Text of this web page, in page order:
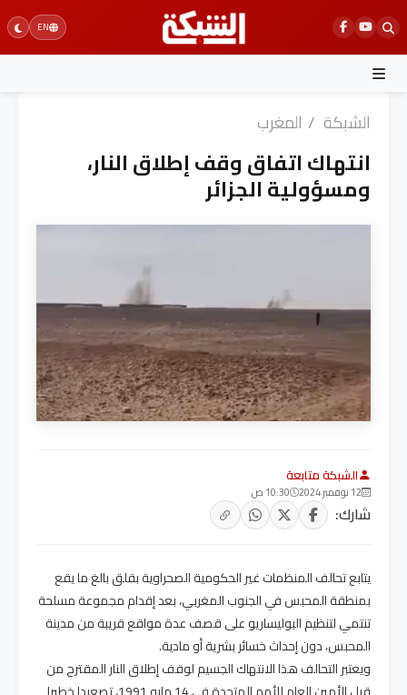
Skip
to
content
EN
الشبكة / المغرب
انتهاك اتفاق وقف إطلاق النار،
ومسؤولية الجزائر
الشبكة متابعة
12 نوفمبر 2024 10:30 ص
شارك:
يتابع تحالف المنظمات غير الحكومية الصحراوية بقلق بالغ ما يقع
بمنطقة المحبس في الجنوب المغربي، بعد إقدام مجموعة مسلحة
تنتمي لتنظيم البوليساريو على قصف عدة مواقع قريبة من مدينة
المحبس، دون إحداث خسائر بشرية أو مادية.
ويعتبر التحالف هذا الانتهاك الجسيم لوقف إطلاق النار المقترح من